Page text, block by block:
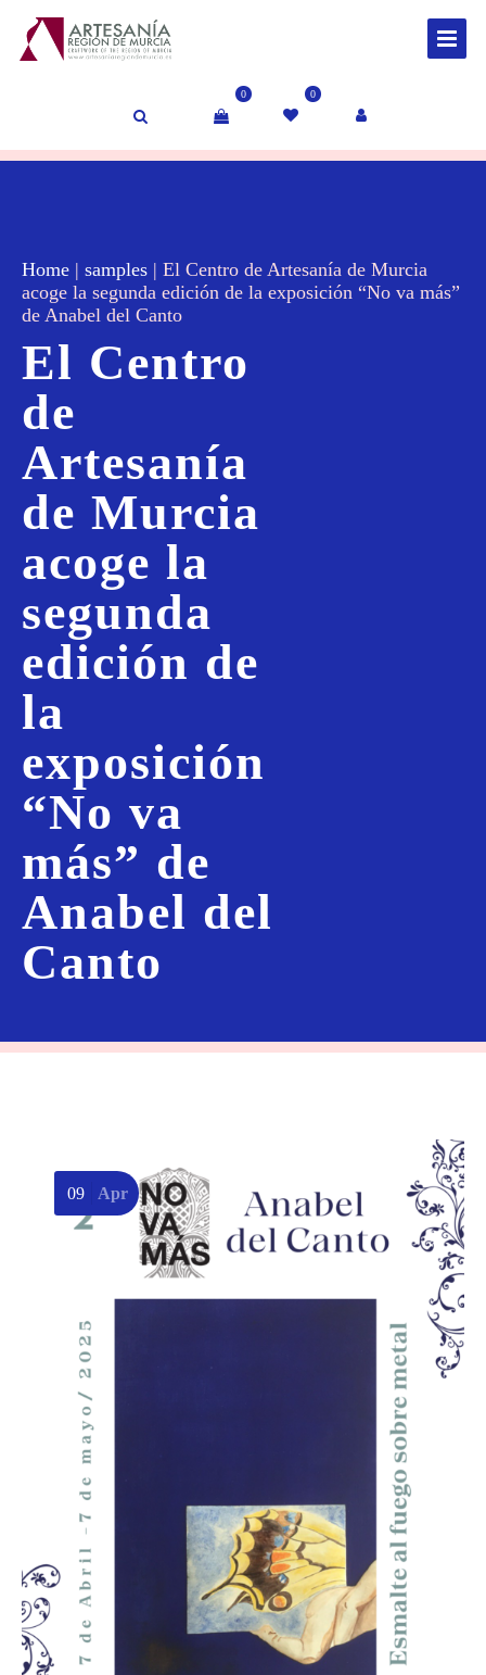
0 0
Home | samples | El Centro de Artesanía de Murcia
acoge la segunda edición de la exposición “No va más”
de Anabel del Canto
El Centro
de
Artesanía
de Murcia
acoge la
segunda
edición de
la
exposición
“No va
más” de
Anabel del
Canto
09 Apr